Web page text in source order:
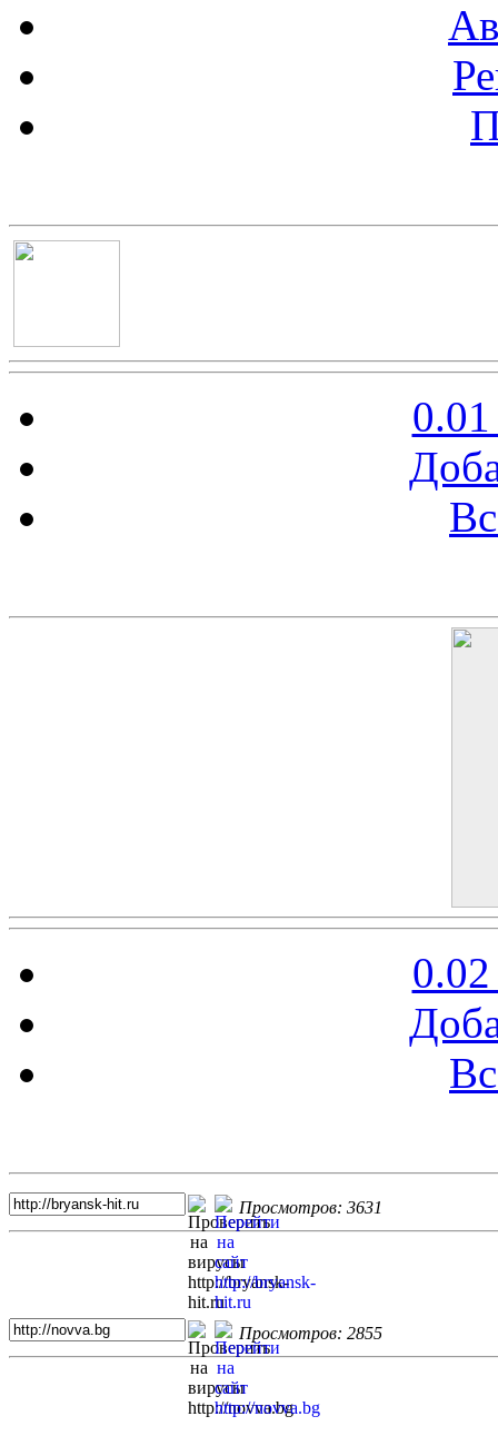
Просмотров: 3631
Просмотров: 2855